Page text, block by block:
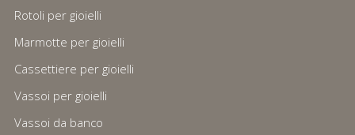
Rotoli per gioielli
Marmotte per gioielli
Cassettiere per gioielli
Vassoi per gioielli
Vassoi da banco